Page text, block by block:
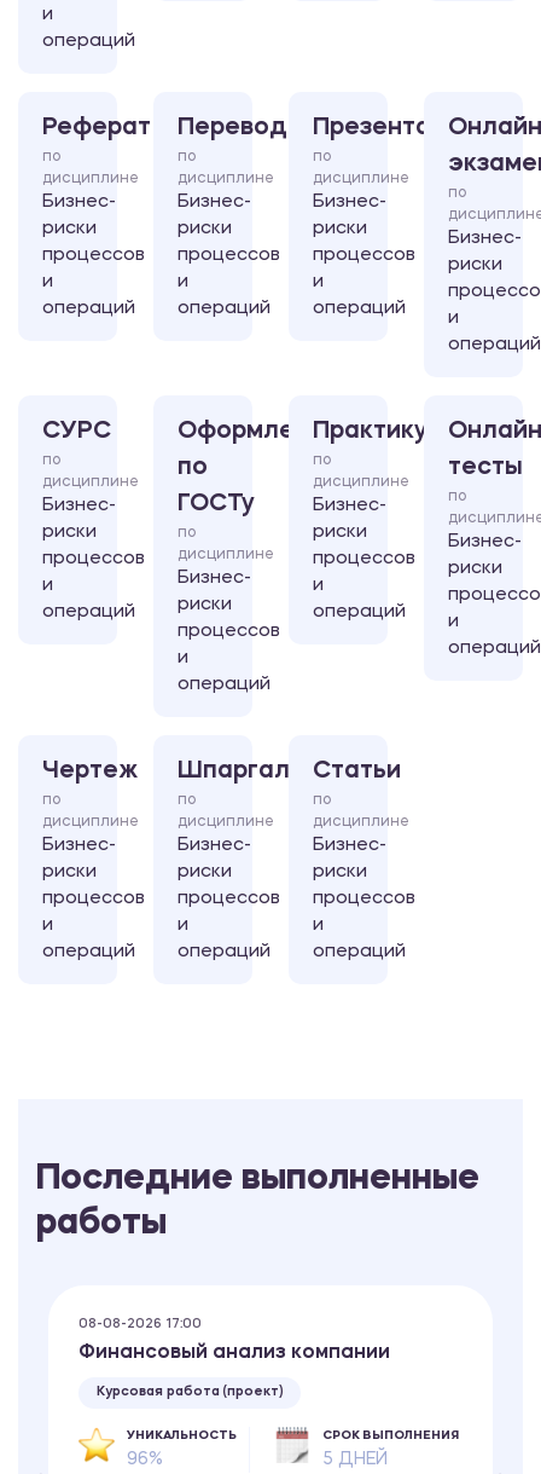
и
операций
Реферат
по
дисциплине
Бизнес-
риски
процессов
и
операций
Перевод
по
дисциплине
Бизнес-
риски
процессов
и
операций
Презентация
по
дисциплине
Бизнес-
риски
процессов
и
операций
по
Бизнес-
риски
и
операций
СУРС
по
дисциплине
Бизнес-
риски
процессов
и
операций
Оформление
по
ГОСТу
по
дисциплине
Бизнес-
риски
процессов
и
операций
Практикум
по
дисциплине
Бизнес-
риски
процессов
и
операций
тесты
по
Бизнес-
риски
и
операций
Чертеж
по
дисциплине
Бизнес-
риски
процессов
и
операций
Шпаргалка
по
дисциплине
Бизнес-
риски
процессов
и
операций
Статьи
по
дисциплине
Бизнес-
риски
процессов
и
операций
Последние выполненные
работы
08-08-2026 17:00
Финансовый анализ компании
Курсовая работа (проект)
УНИКАЛЬНОСТЬ
96%
СРОК ВЫПОЛНЕНИЯ
5 ДНЕЙ